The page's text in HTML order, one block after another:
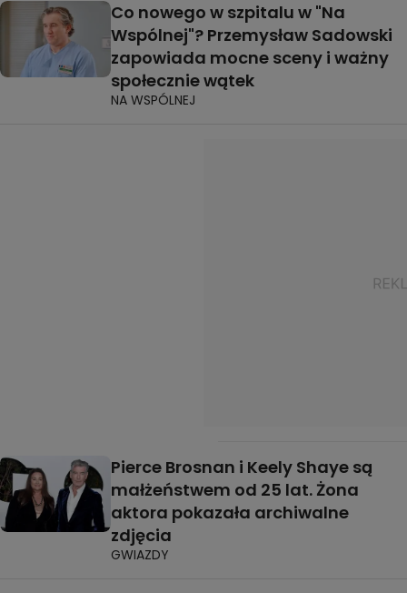
Co nowego w szpitalu w "Na
Wspólnej"? Przemysław Sadowski
zapowiada mocne sceny i ważny
społecznie wątek
NA WSPÓLNEJ
Pierce Brosnan i Keely Shaye są
małżeństwem od 25 lat. Żona
aktora pokazała archiwalne
zdjęcia
GWIAZDY